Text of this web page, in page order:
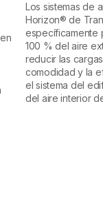
Los sistemas de
Horizon® de
específicamente
100 % del aire
reducir las
comodidad y la
el sistema del
del aire interior